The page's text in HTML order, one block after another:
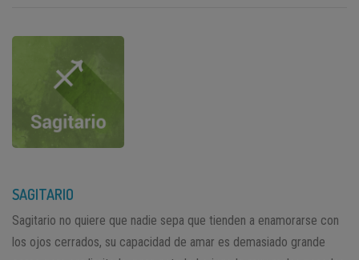
SAGITARIO
Sagitario no quiere que nadie sepa que tienden a enamorarse con
los ojos cerrados, su capacidad de amar es demasiado grande